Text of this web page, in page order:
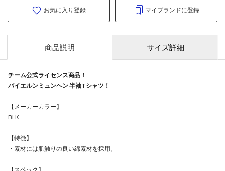
お気に入り登録 マイブランドに登録
商品説明 サイズ詳細
チーム公式ライセンス商品！
バイエルンミュンヘン 半袖Tシャツ！
【メーカーカラー】
BLK
【特徴】
・素材には肌触りの良い綿素材を採用。